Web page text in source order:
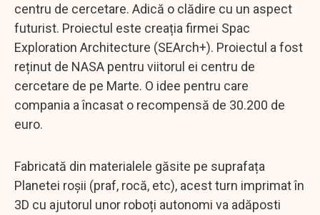
centru de cercetare. Adică o clădire cu un aspect
futurist. Proiectul este creația firmei Spac
Exploration Architecture (SEArch+). Proiectul a fost
reținut de NASA pentru viitorul ei centru de
cercetare de pe Marte. O idee pentru care
compania a încasat o recompensă de 30.200 de
euro.
Fabricată din materialele găsite pe suprafața
Planetei roșii (praf, rocă, etc), acest turn imprimat în
3D cu ajutorul unor roboți autonomi va adăposti